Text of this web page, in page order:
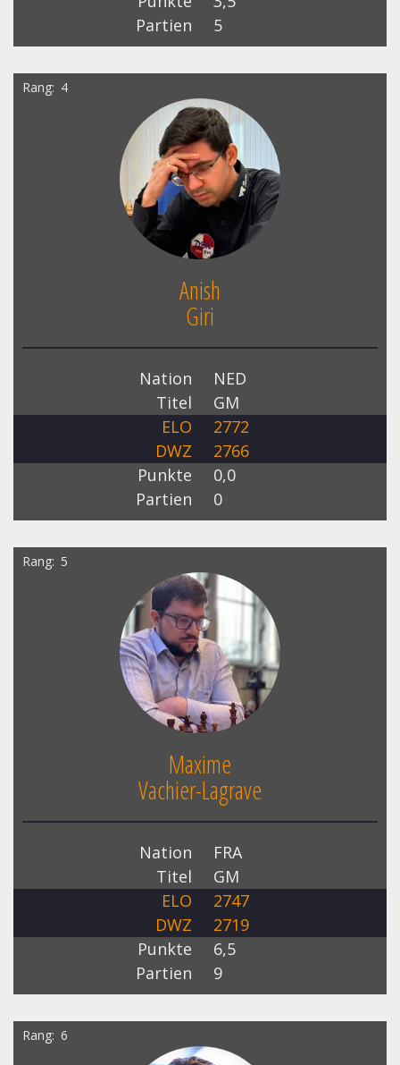
Partien
5
Rang 4
Anish
Giri
Nation
NED
Titel
GM
ELO
2772
DWZ
2766
Punkte
0,0
Partien
0
Rang 5
Maxime
Vachier-Lagrave
Nation
FRA
Titel
GM
ELO
2747
DWZ
2719
Punkte
6,5
Partien
9
Rang 6